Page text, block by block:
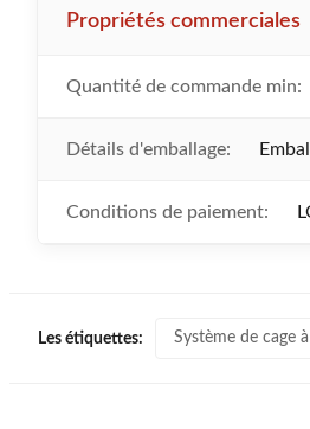
Propriétés commerciales
Quantité de commande min:
Détails d'emballage:
Conditions de paiement:
Les étiquettes: Système de cage